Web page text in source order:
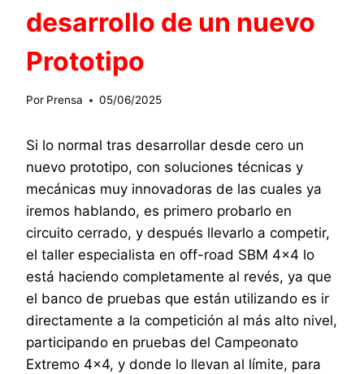
desarrollo de un nuevo
Prototipo
Por Prensa 05/06/2025
Si lo normal tras desarrollar desde cero un
nuevo prototipo, con soluciones técnicas y
mecánicas muy innovadoras de las cuales ya
iremos hablando, es primero probarlo en
circuito cerrado, y después llevarlo a competir,
el taller especialista en off-road SBM 4×4 lo
está haciendo completamente al revés, ya que
el banco de pruebas que están utilizando es ir
directamente a la competición al más alto nivel,
participando en pruebas del Campeonato
Extremo 4×4, y donde lo llevan al límite, para